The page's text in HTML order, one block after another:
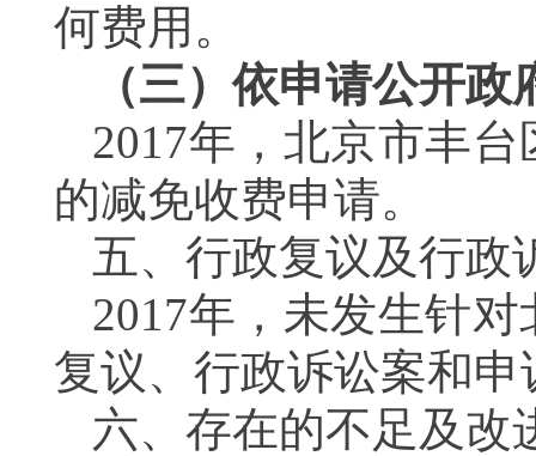
何费用。
（三）依申请公开
2017年，北京市丰
的减免收费申请。
五、行政复议及行政
2017年，未发生针
复议、行政诉讼案和申
六、存在的不足及改